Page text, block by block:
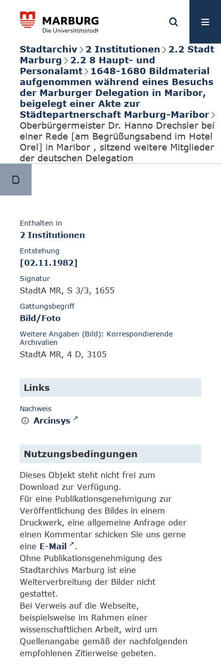
Stadtarchiv 2 Institutionen
2.2 Stadt
Marburg
2.2 8 Haupt- und
Personalamt
1648-1680 Bildmaterial
aufgenommen während eines Besuchs
der Marburger Delegation in Maribor,
beigelegt einer Akte zur
Städtepartnerschaft Marburg-Maribor
Oberbürgermeister Dr. Hanno Drechsler bei
einer Rede [am Begrüßungsabend im Hotel
Orel] in Maribor , sitzend weitere Mitglieder
der deutschen Delegation
Enthalten in
2 Institutionen
Entstehung
[02.11.1982]
Signatur
StadtA MR, S 3/3, 1655
Gattungsbegriff
Bild/Foto
Weitere Angaben (Bild): Korrespondierende
Archivalien
StadtA MR, 4 D, 3105
Links
Nachweis
Arcinsys
Nutzungsbedingungen
Dieses Objekt steht nicht frei zum
Download zur Verfügung.
Für eine Publikationsgenehmigung zur
Veröffentlichung des Bildes in einem
Druckwerk, eine allgemeine Anfrage oder
einen Kommentar schicken Sie uns gerne
eine E-Mail
.
Ohne Publikationsgenehmigung des
Stadtarchivs Marburg ist eine
Weiterverbreitung der Bilder nicht
gestattet.
Bei Verweis auf die Webseite,
beispielsweise im Rahmen einer
wissenschaftlichen Arbeit, wird um
Quellenangabe gemäß der nachfolgenden
empfohlenen Zitierweise gebeten.